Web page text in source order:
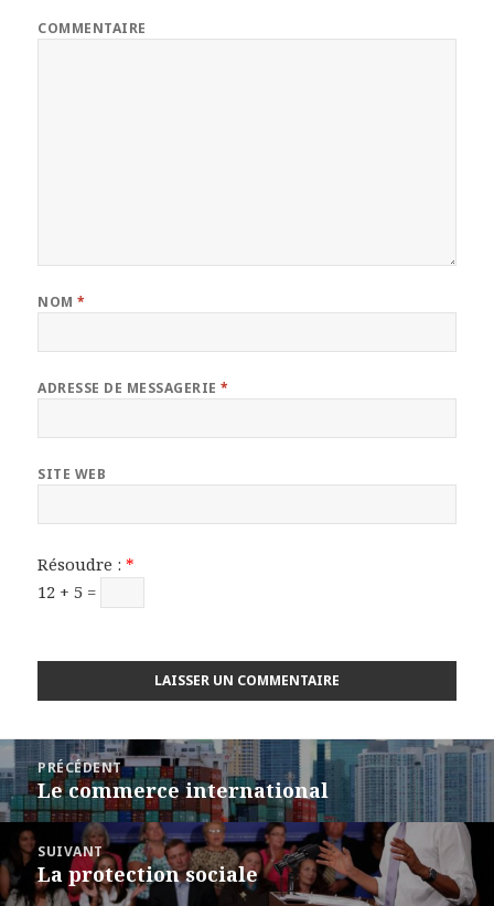
COMMENTAIRE
NOM*
ADRESSE DE MESSAGERIE*
SITE WEB
Résoudre :*
12 + 5 =
Navigation
de
l’article
PRÉCÉDENT
Article
précédent :
Le commerce international
SUIVANT
Article
suivant :
La protection sociale